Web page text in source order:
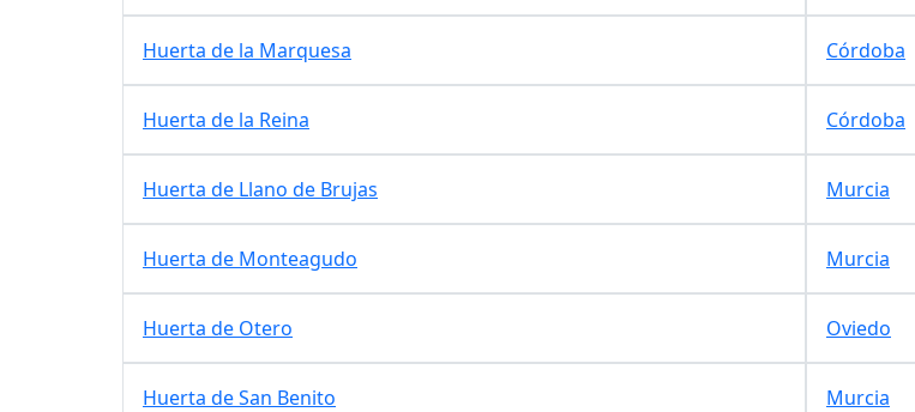
Huerta de la Marquesa Córdoba
Huerta de la Reina Córdoba
Huerta de Llano de Brujas Murcia
Huerta de Monteagudo Murcia
Huerta de Otero Oviedo
Huerta de San Benito Murcia